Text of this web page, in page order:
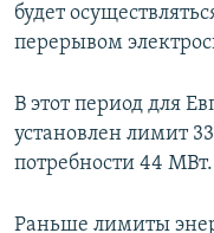
будет
перерывом
В этот период для
установлен лимит
потребности 44 МВт.
Раньше лимиты